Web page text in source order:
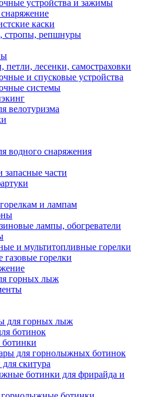
устройства и зажимы
каски
стропы, репшнуры
петли, лесенки, самостраховки
и спусковые устройства
системы
велотуризма
водного снаряжения
запасные части
и лампам
лампы, обогреватели
и мультитопливные горелки
газовые горелки
горных лыж
для горных лыж
ботинок
для горнолыжных ботинок
скитура
ботинки для фрирайда и